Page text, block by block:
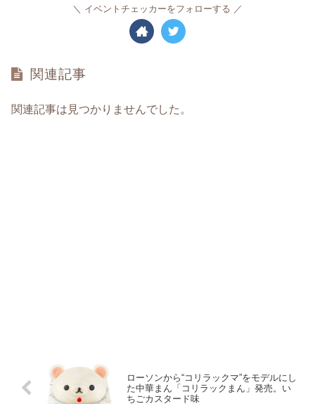
イベントチェッカーをフォローする
関連記事
関連記事は見つかりませんでした。
ローソンから“コリラックマ”をモデルにし
た中華まん「コリラックまん」発売。い
ちごカスタード味